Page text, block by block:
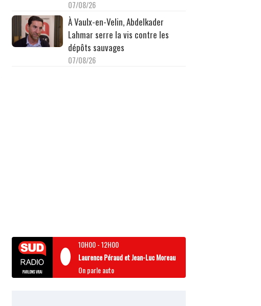
07/08/26
À Vaulx-en-Velin, Abdelkader
Lahmar serre la vis contre les
dépôts sauvages
07/08/26
10H00-12H00
Laurence Péraud et Jean-Luc Moreau
On parle auto